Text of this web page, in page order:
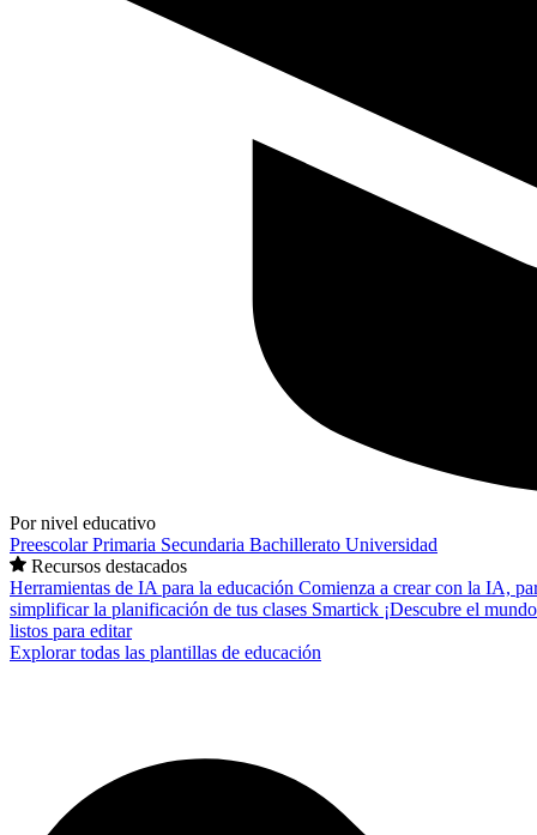
Por nivel educativo
PreescolarPrimaria Secundaria Bachillerato Universidad
Recursos destacados
Herramientas de IA para la educación Comienza a crear con la IA,
simplificar la planificación de tus clases Smartick ¡Descubre el
listos para editar
Explorar todas las plantillas de educación